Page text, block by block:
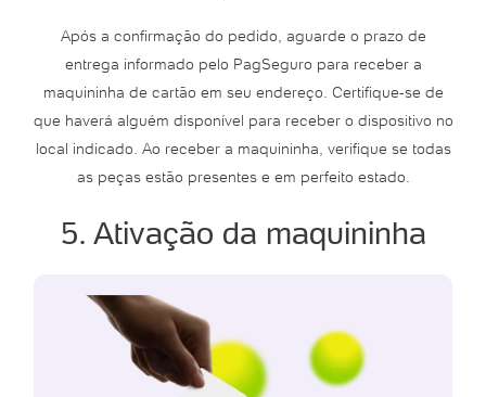
Após a confirmação do pedido, aguarde o prazo de
entrega informado pelo PagSeguro para receber a
maquininha de cartão em seu endereço. Certifique-se de
que haverá alguém disponível para receber o dispositivo no
local indicado. Ao receber a maquininha, verifique se todas
as peças estão presentes e em perfeito estado.
5. Ativação da maquininha